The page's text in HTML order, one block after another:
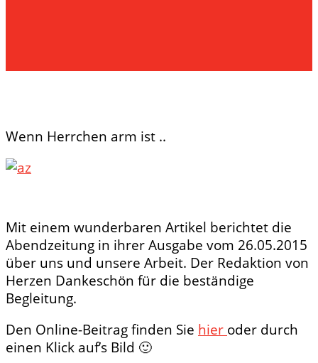
Wenn Herrchen arm ist ..
Mit einem wunderbaren Artikel berichtet die
Abendzeitung in ihrer Ausgabe vom 26.05.2015
über uns und unsere Arbeit. Der Redaktion von
Herzen Dankeschön für die beständige
Begleitung.
Den Online-Beitrag finden Sie hier oder durch
einen Klick auf’s Bild 🙂